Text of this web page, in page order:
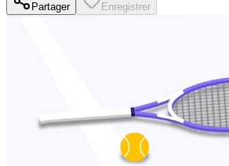
Partager Enregistrer